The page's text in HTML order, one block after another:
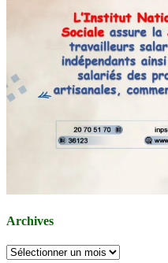
Archives
Archives